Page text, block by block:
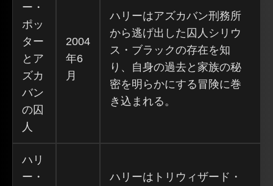
ー・
ポッ
ター
とア
ズカ
バン
の囚
人
2004
年6
月
ハリーはアズカバン刑務所
から逃げ出した囚人シリウ
ス・ブラックの存在を知
り、自身の過去と家族の秘
密を明らかにする冒険に巻
き込まれる。
ハリ
ー・
ハリーはトリウィザード・